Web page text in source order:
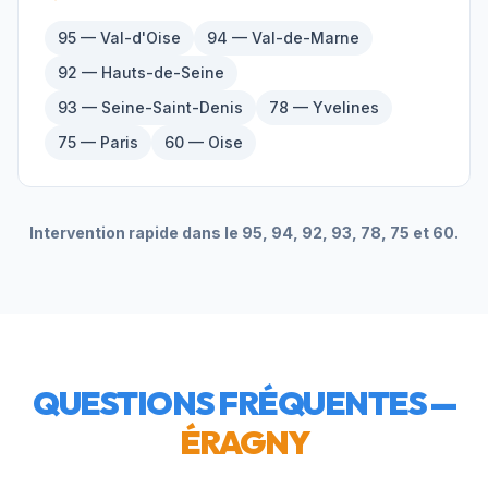
95 — Val-d'Oise
94 — Val-de-Marne
92 — Hauts-de-Seine
93 — Seine-Saint-Denis
78 — Yvelines
75 — Paris
60 — Oise
Intervention rapide dans le 95, 94, 92, 93, 78, 75 et 60.
QUESTIONS FRÉQUENTES —
ÉRAGNY